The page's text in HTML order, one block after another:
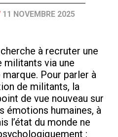
11 NOVEMBRE 2025
à recruter une
militants via une
Pour parler à
de militants, la
de vue nouveau sur
émotions humaines, à
l’état du monde ne
: